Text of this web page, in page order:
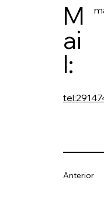
Anterior
M
ai
l: